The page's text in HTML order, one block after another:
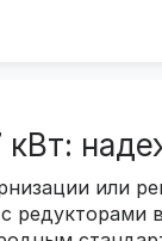
кВт:
или